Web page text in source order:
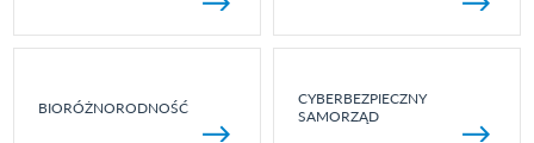
BIORÓŻNORODNOŚĆ
CYBERBEZPIECZNY
SAMORZĄD